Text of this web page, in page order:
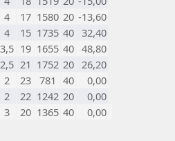
4 17 1580 20 -13,60
4 15 1735 40 32,40
3,5 19 1655 40 48,80
2,5 21 1752 20 26,20
2 23 781 40
0,00
2 22 1242 20
0,00
3 20 1365 40 0,00